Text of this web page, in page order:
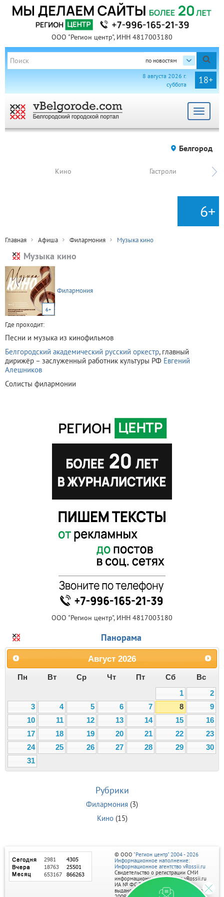
ООО "Регион центр", ИНН 4817003180
по новостям
18+
8 августа 2026 г.
суббота
Toggle
Белгород
Кино Гастроли
6+
Главная Афиша Филармония Музыка кино
Музыка кино
6+
Филармония
Где проходит:
Песни и музыка из кинофильмов
Белгородский академический русский оркестр, главный
дирижёр – заслуженный работник культуры РФ Евгений
Алешников
Солисты филармонии
ООО "Регион центр", ИНН 4817003180
Панорама
Август 2026
Пн Вт Ср Чт Пт Сб
Вс
1
2
3
4 5 6 7 8
9
10
11 12 13 14 15
16
17
18 19 20 21 22
23
24
25 26 27 28 29
30
31
Рубрики
Филармония (3)
Кино(15)
© ООО "Регион центр" 2004 - 2026
Информационное наполнение:
Информационное агентство vRossii.ru
Свидетельство о регистрации СМИ
информационного агентства vRossii.ru
ИА № ФС 77‑35502
выдано РОСКОМНАДЗОРом 04 марта